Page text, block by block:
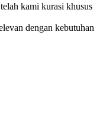
kami kurasi khusus
dengan kebutuhan